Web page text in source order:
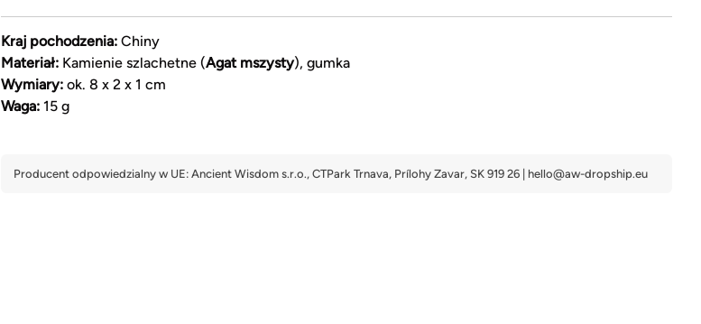
Kraj pochodzenia: Chiny
Materiał: Kamienie szlachetne (Agat mszysty), gumka
Wymiary: ok. 8 x 2 x 1 cm
Waga: 15 g